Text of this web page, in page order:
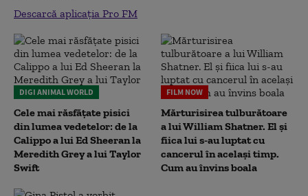
Descarcă aplicația Pro FM
DIGI ANIMAL WORLD
Cele mai răsfățate pisici
din lumea vedetelor: de la
Calippo a lui Ed Sheeran la
Meredith Grey a lui Taylor
Swift
FILM NOW
Mărturisirea tulburătoare
a lui William Shatner. El și
fiica lui s-au luptat cu
cancerul în același timp.
Cum au învins boala